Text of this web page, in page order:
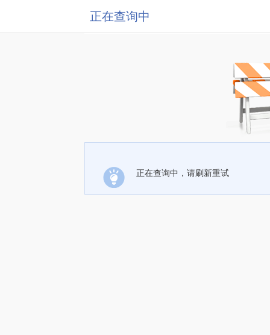
正在查询中
正在查询中，请刷新重试